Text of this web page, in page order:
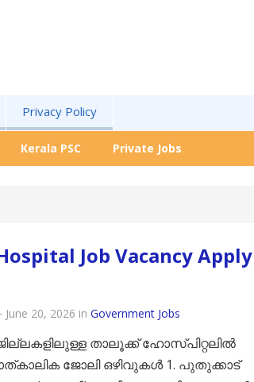
Privacy Policy
Kerala PSC Private Jobs
Job Vacancy Apply
June 20, 2026 in Government Jobs
താലൂക്ക് ഹോസ്പിറ്റലിൽ
ജോലി ഒഴിവുകൾ ​1. പുതുക്കാട്